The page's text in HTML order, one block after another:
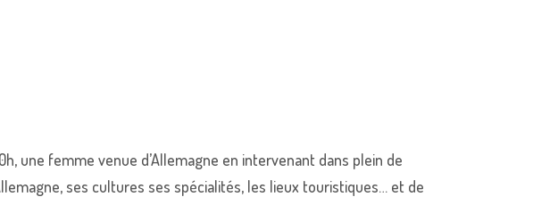
une femme venue d’Allemagne en intervenant dans plein de
ses cultures ses spécialités, les lieux touristiques… et de